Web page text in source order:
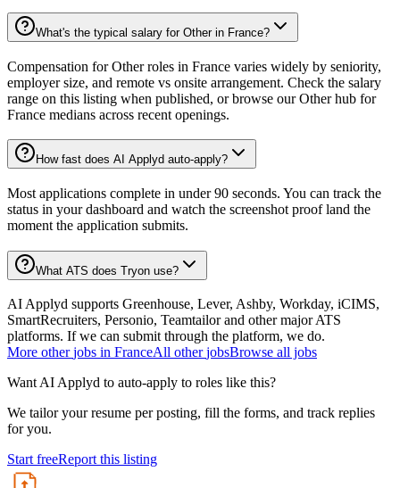
What's the typical salary for Other in France?
Compensation for Other roles in France varies widely by seniority,
employer size, and remote vs onsite arrangement. Check the salary
range on this listing when published, or browse our Other hub for
France medians across recent openings.
How fast does AI Applyd auto-apply?
Most applications complete in under 90 seconds. You can track the
status in your dashboard and watch the screenshot proof land the
moment the application submits.
What ATS does Tryon use?
AI Applyd supports Greenhouse, Lever, Ashby, Workday, iCIMS,
SmartRecruiters, Personio, Teamtailor and other major ATS
platforms. If we can submit through the platform, we do.
More other jobs in FranceAll other jobsBrowse all jobs
Want AI Applyd to auto-apply to roles like this?
We tailor your resume per posting, fill the forms, and track replies
for you.
Start freeReport this listing